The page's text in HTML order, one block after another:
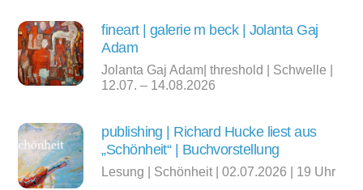
fineart | galerie m beck | Jolanta Gaj
Adam
Jolanta Gaj Adam| threshold | Schwelle |
12.07. – 14.08.2026
publishing | Richard Hucke liest aus
„Schönheit“ | Buchvorstellung
Lesung | Schönheit | 02.07.2026 | 19 Uhr